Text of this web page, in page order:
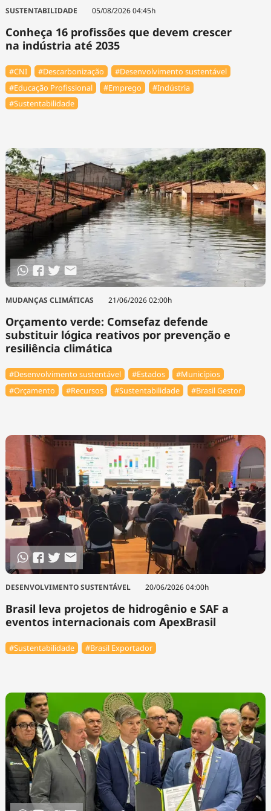
Cinema
Infraestrutura
SUSTENTABILIDADE 05/08/2026 04:45h
Conheça 16 profissões que devem crescer
na indústria até 2035
#CNI #Descarbonização
#Desenvolvimento sustentável
#Educação Profissional
#Emprego
#Indústria
#Sustentabilidade
MUDANÇAS CLIMÁTICAS 21/06/2026 02:00h
Orçamento verde: Comsefaz defende
substituir lógica reativos por prevenção e
resiliência climática
#Desenvolvimento sustentável #Estados
#Municípios
#Orçamento
#Recursos #Sustentabilidade #Brasil Gestor
DESENVOLVIMENTO SUSTENTÁVEL 20/06/2026 04:00h
Brasil leva projetos de hidrogênio e SAF a
eventos internacionais com ApexBrasil
#Sustentabilidade #Brasil Exportador